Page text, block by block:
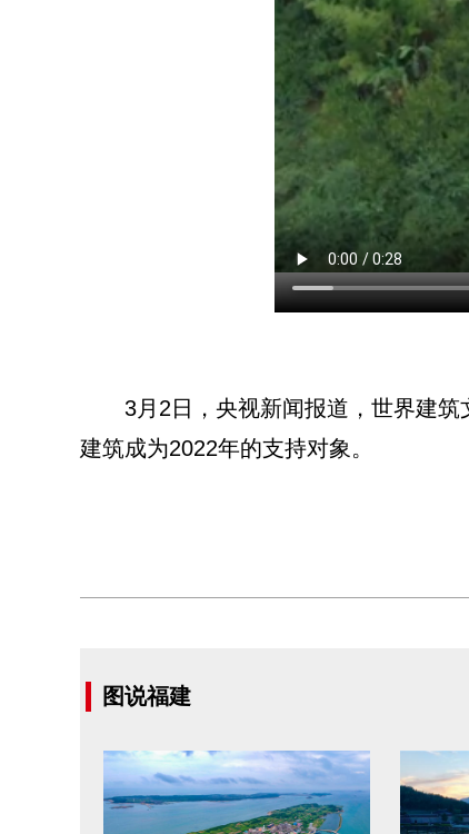
3月2日，央视新闻报道，世界建筑
建筑成为2022年的支持对象。
图说福建